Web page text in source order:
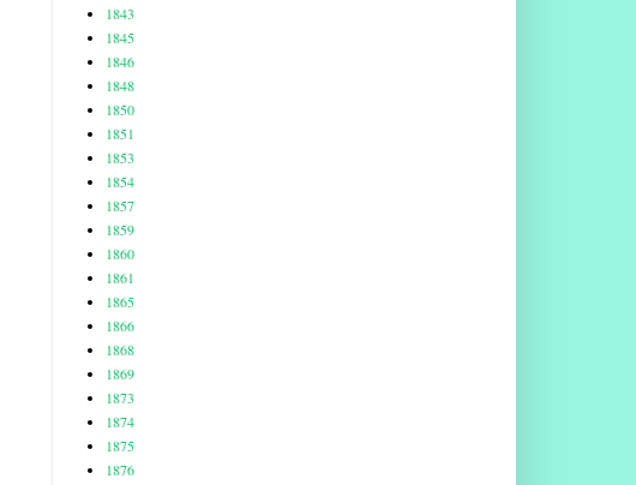
1843
1845
1846
1848
1850
1851
1853
1854
1857
1859
1860
1861
1865
1866
1868
1869
1873
1874
1875
1876